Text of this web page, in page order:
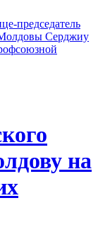
председатель
Серджиу
на